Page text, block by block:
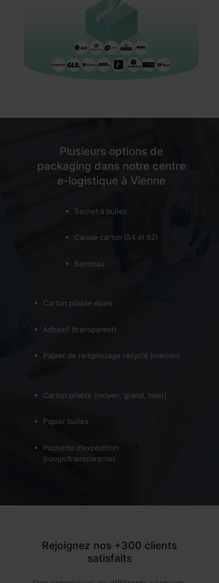
Plusieurs options de
packaging dans notre centre
e-logistique à Vienne
Sachet à bulles
Caisse carton (54 et 62)
Bandeau
Carton pliable épais
Adhésif (transparent)
Papier de remplissage recyclé (marron)
Carton pliable (moyen, grand, maxi)
Papier bulles
Pochette d'expédition
(rouge/transparente)
Rejoignez nos +300 clients
satisfaits